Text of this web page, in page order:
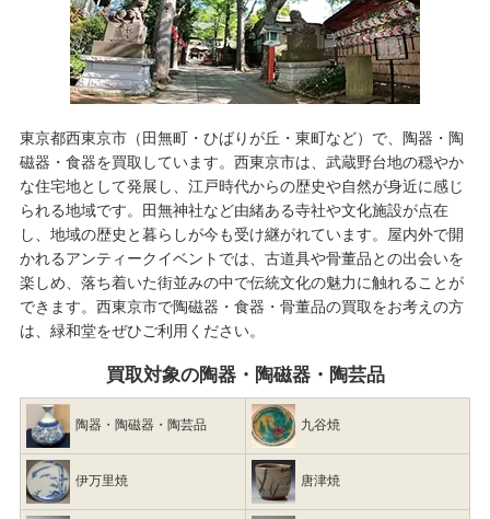
東京都西東京市（田無町・ひばりが丘・東町など）で、陶器・陶
磁器・食器を買取しています。西東京市は、武蔵野台地の穏やか
な住宅地として発展し、江戸時代からの歴史や自然が身近に感じ
られる地域です。田無神社など由緒ある寺社や文化施設が点在
し、地域の歴史と暮らしが今も受け継がれています。屋内外で開
かれるアンティークイベントでは、古道具や骨董品との出会いを
楽しめ、落ち着いた街並みの中で伝統文化の魅力に触れることが
できます。西東京市で陶磁器・食器・骨董品の買取をお考えの方
は、緑和堂をぜひご利用ください。
買取対象の陶器・陶磁器・陶芸品
陶器・陶磁器・陶芸品 九谷焼
伊万里焼 唐津焼